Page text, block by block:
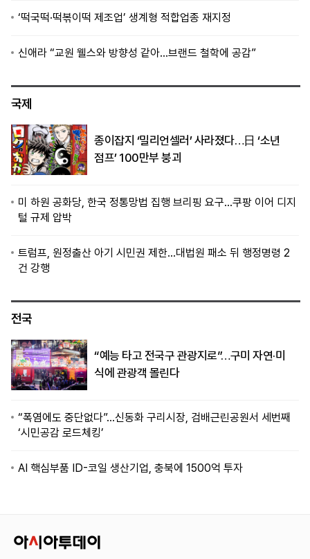
‘떡국떡·떡볶이떡 제조업’ 생계형 적합업종 재지정
신애라 “교원 웰스와 방향성 같아…브랜드 철학에 공감”
국제
종이잡지 ‘밀리언셀러’ 사라졌다…日 ‘소년
점프’ 100만부 붕괴
미 하원 공화당, 한국 정통망법 집행 브리핑 요구…쿠팡 이어 디지
털 규제 압박
트럼프, 원정출산 아기 시민권 제한…대법원 패소 뒤 행정명령 2
건 강행
전국
“예능 타고 전국구 관광지로”…구미 자연·미
식에 관광객 몰린다
“폭염에도 중단없다”…신동화 구리시장, 검배근린공원서 세번째
‘시민공감 로드체킹’
AI 핵심부품 ID-코일 생산기업, 충북에 1500억 투자